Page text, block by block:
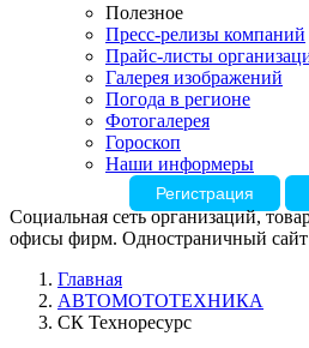
Полезное
Пресс-релизы компаний
Прайс-листы
Галерея изображений
Погода в регионе
Фотогалерея
Гороскоп
Наши информеры
Регистрация
Социальная сеть организаций,
офисы фирм. Одностраничный сайт
Главная
АВТОМОТОТЕХНИКА
СК Техноресурс